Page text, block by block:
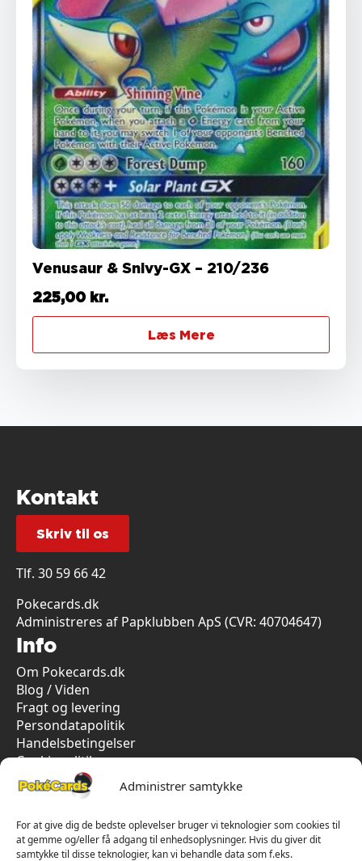
Administrer samtykke
For at give dig de bedste oplevelser bruger vi teknologier som cookies til
at gemme og/eller få adgang til enhedsoplysninger. Hvis du giver dit
samtykke til disse teknologier, kan vi behandle data som f.eks.
Venusaur & Snivy-GX – 210/236
225,00 kr.
Læs Mere
Kontakt
Skriv til os
Tlf. 30 59 66 42
Pokecards.dk
Administreres af Papklubben ApS (CVR: 40704647)
Info
Om Pokecards.dk
Blog / Viden
Fragt og levering
Persondatapolitik
Handelsbetingelser
Cookiepolitik
Vi har kun 5-stjernet anmeldelser på Trustpilot